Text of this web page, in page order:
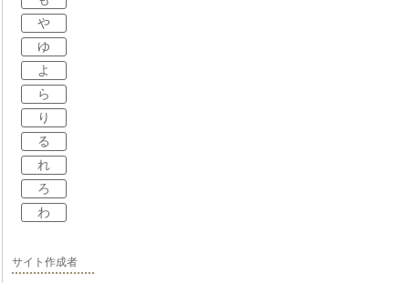
や
ゆ
よ
ら
り
る
れ
ろ
わ
サイト作成者